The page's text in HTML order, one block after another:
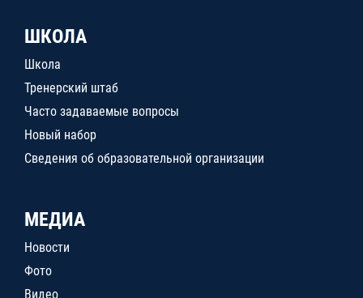
ШКОЛА
Школа
Тренерский штаб
Часто задаваемые вопросы
Новый набор
Сведения об образовательной организации
МЕДИА
Новости
Фото
Видео